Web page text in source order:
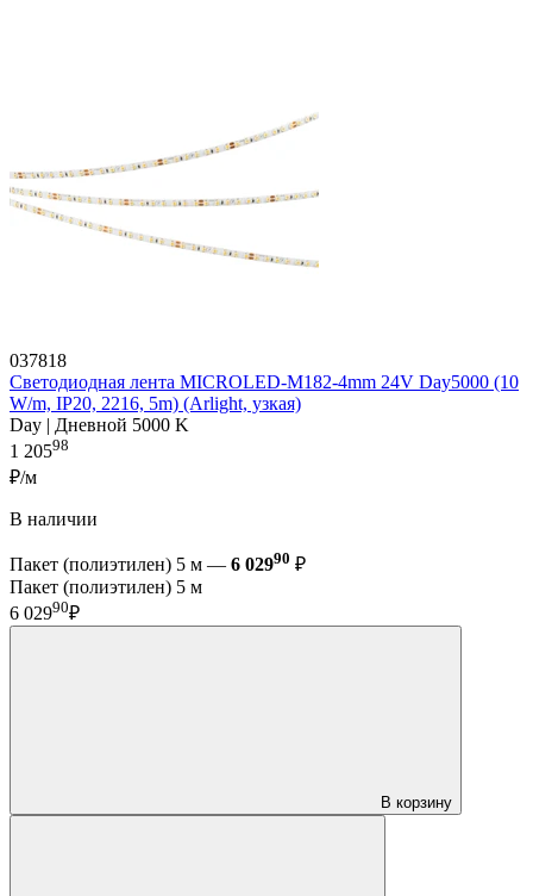
037818
Светодиодная лента MICROLED-M182-4mm 24V Day5000 (10
W/m, IP20, 2216, 5m) (Arlight, узкая)
Day | Дневной 5000 K
1 20598
₽/м
В наличии
Пакет (полиэтилен) 5 м — 6 02990 ₽
Пакет (полиэтилен) 5 м
6 02990₽
В корзину